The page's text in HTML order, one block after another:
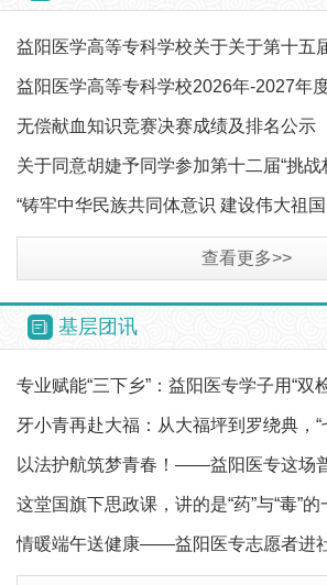
益阳医学高等专科学校关于关于第十五
设银行中国…
益阳医学高等专科学校2026年-2027年
生志愿服务…
无偿献血知识竞赛决赛成绩及排名公示
关于同意胡婕予同学参加第十二届“挑战
学生创业…
“铸牢中华民族共同体意识 建设伟大祖
查看更多>>
基层团讯
专业赋能“三下乡”：益阳医专学子用“双
护“一老一…
牙小青再赴大福：从大福坪到罗绕典，“
约定在延续
以法护航筑梦青春！——益阳医专这场
医学生点亮职业…
这堂国旗下思政课，讲的是“药”与“毒”的
情暖端午送健康——益阳医专志愿者进